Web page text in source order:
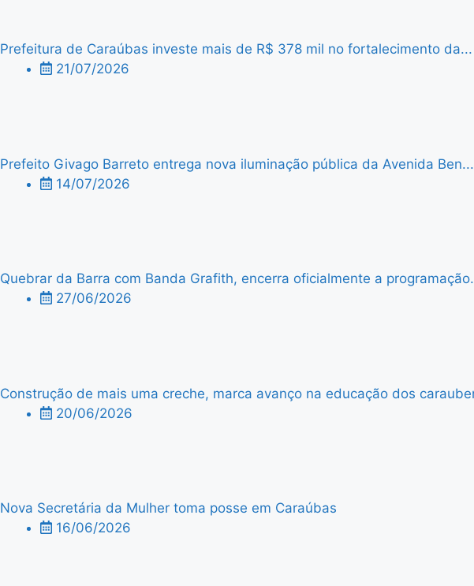
Prefeitura de Caraúbas investe mais de R$ 378 mil no fortalecimento da...
21/07/2026
Prefeito Givago Barreto entrega nova iluminação pública da Avenida Ben...
14/07/2026
Quebrar da Barra com Banda Grafith, encerra oficialmente a
27/06/2026
Construção de mais uma creche, marca avanço na educação dos
20/06/2026
Nova Secretária da Mulher toma posse em Caraúbas
16/06/2026